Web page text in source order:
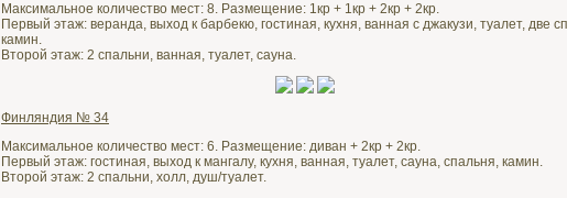
Максимальное количество мест: 8. Размещение: 1кр + 1кр + 2кр + 2кр.
Первый этаж: веранда, выход к барбекю, гостиная, кухня, ванная с джакузи, туалет, две
камин.
Второй этаж: 2 спальни, ванная, туалет, сауна.
Финляндия № 34
Максимальное количество мест: 6. Размещение: диван + 2кр + 2кр.
Первый этаж: гостиная, выход к мангалу, кухня, ванная, туалет, сауна, спальня, камин.
Второй этаж: 2 спальни, холл, душ/туалет.